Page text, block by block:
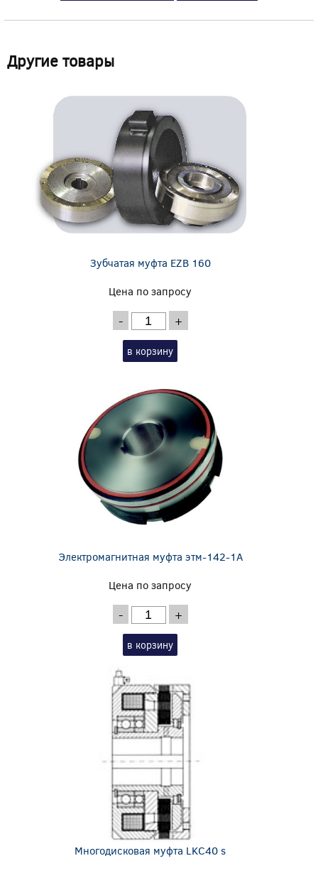
Другие товары
Зубчатая муфта EZB 160
Цена по запросу
- +
в корзину
Электромагнитная муфта этм-142-1А
Цена по запросу
- +
в корзину
Многодисковая муфта LKC40 s